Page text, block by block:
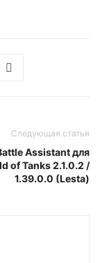
Следующая статья
Assistant для
of Tanks 2.1.0.2 /
1.39.0.0 (Lesta)